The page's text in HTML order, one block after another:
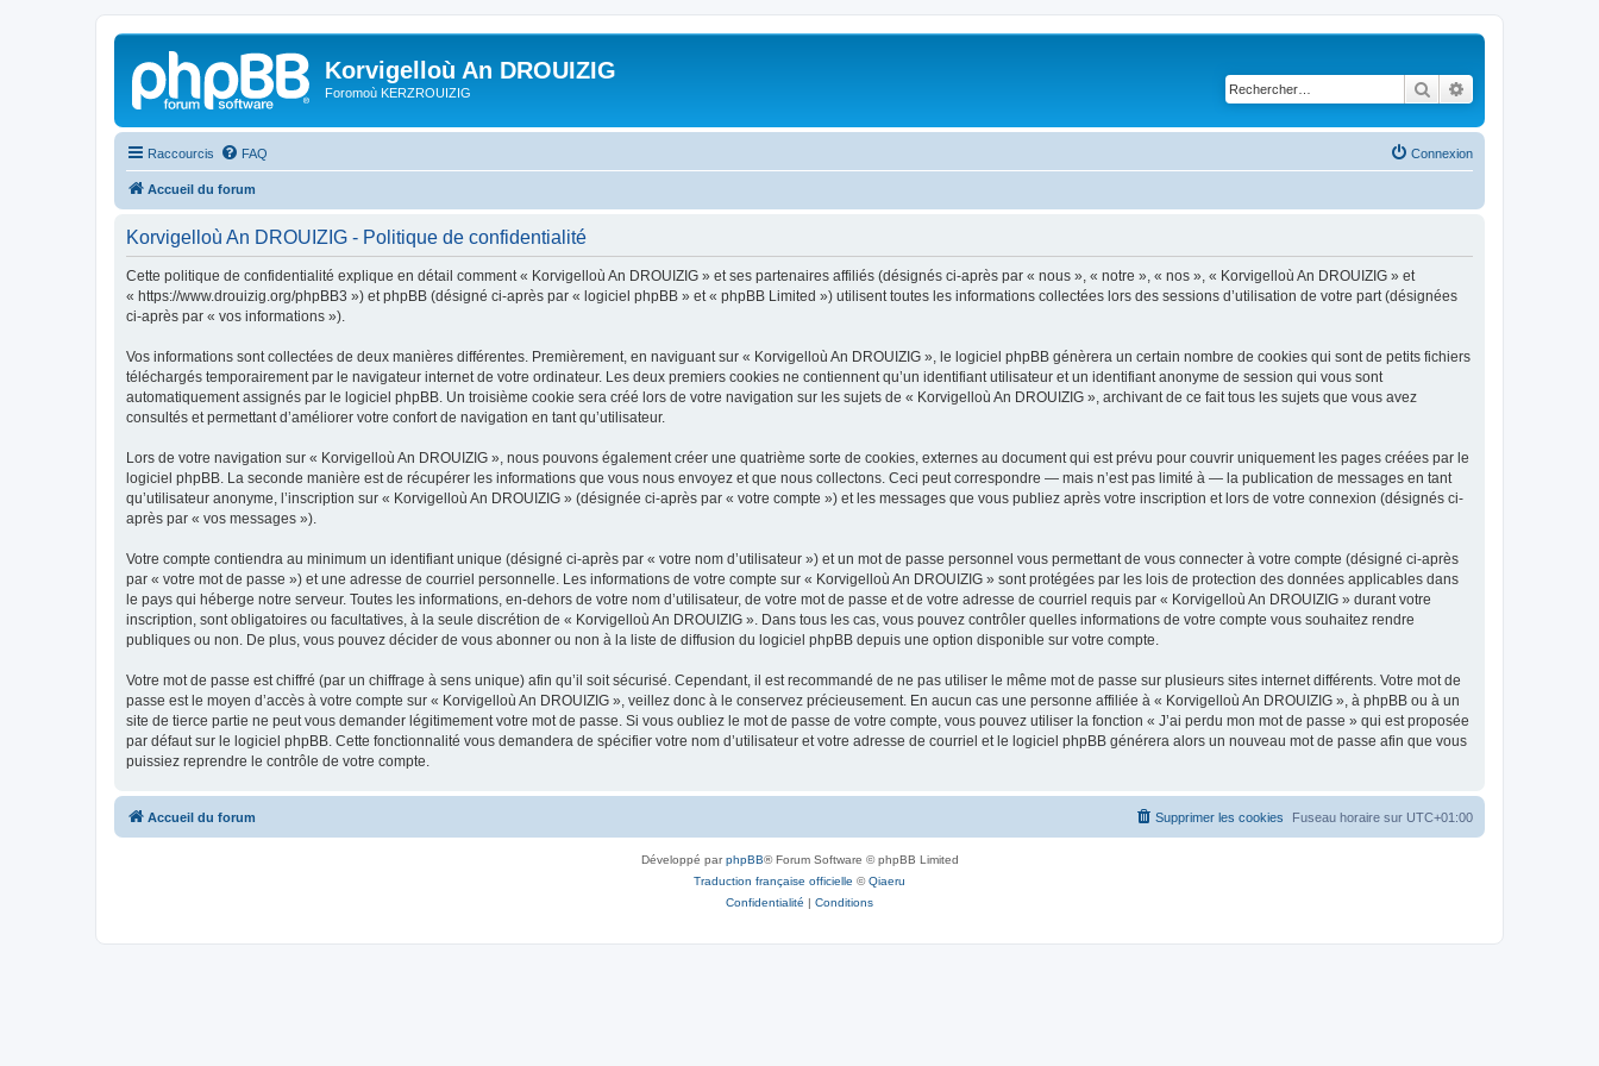
Korvigelloù An DROUIZIG
Foromoù KERZROUIZIG Rechercher
Raccourcis FAQ Connexion
Accueil du forum
Korvigelloù An DROUIZIG - Politique de confidentialité
Cette politique de confidentialité explique en détail comment « Korvigelloù An DROUIZIG » et ses partenaires affiliés (désignés ci-après par « nous », « notre », « nos », « Korvigelloù An DROUIZIG » et
« https://www.drouizig.org/phpBB3 ») et phpBB (désigné ci-après par « logiciel phpBB » et « phpBB Limited ») utilisent toutes les informations collectées lors des sessions d’utilisation de votre part (désignées
ci-après par « vos informations »).
Vos informations sont collectées de deux manières différentes. Premièrement, en naviguant sur « Korvigelloù An DROUIZIG », le logiciel phpBB génèrera un certain nombre de cookies qui sont de petits fichiers
téléchargés temporairement par le navigateur internet de votre ordinateur. Les deux premiers cookies ne contiennent qu’un identifiant utilisateur et un identifiant anonyme de session qui vous sont
automatiquement assignés par le logiciel phpBB. Un troisième cookie sera créé lors de votre navigation sur les sujets de « Korvigelloù An DROUIZIG », archivant de ce fait tous les sujets que vous avez
consultés et permettant d’améliorer votre confort de navigation en tant qu’utilisateur.
Lors de votre navigation sur « Korvigelloù An DROUIZIG », nous pouvons également créer une quatrième sorte de cookies, externes au document qui est prévu pour couvrir uniquement les pages créées par le
logiciel phpBB. La seconde manière est de récupérer les informations que vous nous envoyez et que nous collectons. Ceci peut correspondre — mais n’est pas limité à — la publication de messages en tant
qu’utilisateur anonyme, l’inscription sur « Korvigelloù An DROUIZIG » (désignée ci-après par « votre compte ») et les messages que vous publiez après votre inscription et lors de votre connexion (désignés ci-
après par « vos messages »).
Votre compte contiendra au minimum un identifiant unique (désigné ci-après par « votre nom d’utilisateur ») et un mot de passe personnel vous permettant de vous connecter à votre compte (désigné ci-après
par « votre mot de passe ») et une adresse de courriel personnelle. Les informations de votre compte sur « Korvigelloù An DROUIZIG » sont protégées par les lois de protection des données applicables dans
le pays qui héberge notre serveur. Toutes les informations, en-dehors de votre nom d’utilisateur, de votre mot de passe et de votre adresse de courriel requis par « Korvigelloù An DROUIZIG » durant votre
inscription, sont obligatoires ou facultatives, à la seule discrétion de « Korvigelloù An DROUIZIG ». Dans tous les cas, vous pouvez contrôler quelles informations de votre compte vous souhaitez rendre
publiques ou non. De plus, vous pouvez décider de vous abonner ou non à la liste de diffusion du logiciel phpBB depuis une option disponible sur votre compte.
Votre mot de passe est chiffré (par un chiffrage à sens unique) afin qu’il soit sécurisé. Cependant, il est recommandé de ne pas utiliser le même mot de passe sur plusieurs sites internet différents. Votre mot de
passe est le moyen d’accès à votre compte sur « Korvigelloù An DROUIZIG », veillez donc à le conservez précieusement. En aucun cas une personne affiliée à « Korvigelloù An DROUIZIG », à phpBB ou à un
site de tierce partie ne peut vous demander légitimement votre mot de passe. Si vous oubliez le mot de passe de votre compte, vous pouvez utiliser la fonction « J’ai perdu mon mot de passe » qui est proposée
par défaut sur le logiciel phpBB. Cette fonctionnalité vous demandera de spécifier votre nom d’utilisateur et votre adresse de courriel et le logiciel phpBB générera alors un nouveau mot de passe afin que vous
puissiez reprendre le contrôle de votre compte.
Accueil du forum Fuseau horaire sur UTC+01:00
Supprimer les cookies
Développé parphpBB® Forum Software © phpBB Limited
Traduction française officielle ©Qiaeru
Confidentialité | Conditions